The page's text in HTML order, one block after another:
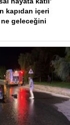
kapıdan içeri
geleceğini